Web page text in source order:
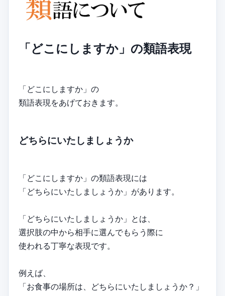
「どこにしますか」の類語表現
「どこにしますか」の
類語表現をあげておきます。
どちらにいたしましょうか
「どこにしますか」の類語表現には
「どちらにいたしましょうか」があります。
「どちらにいたしましょうか」とは、
選択肢の中から相手に選んでもらう際に
使われる丁寧な表現です。
例えば、
「お食事の場所は、どちらにいたしましょうか？」